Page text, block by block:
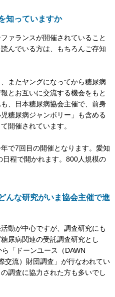
知っていますか
ァランスが開催されていること
んでいる方は、もちろんご存知
またヤングになってから糖尿病
とお互いに交流する機会をもと
、日本糖尿病協会主催で、前身
糖尿病ジャンボリー」も含める
開催されています。
で7回目の開催となります。愛知
程で開かれます。800人規模の
んな研究がいま協会主催で進
動が中心ですが、調査研究にも
尿病関連の受託調査研究とし
「ドーンユース（DAWN
交流）財団調査」が行なわれてい
調査に協力された方も多いでし